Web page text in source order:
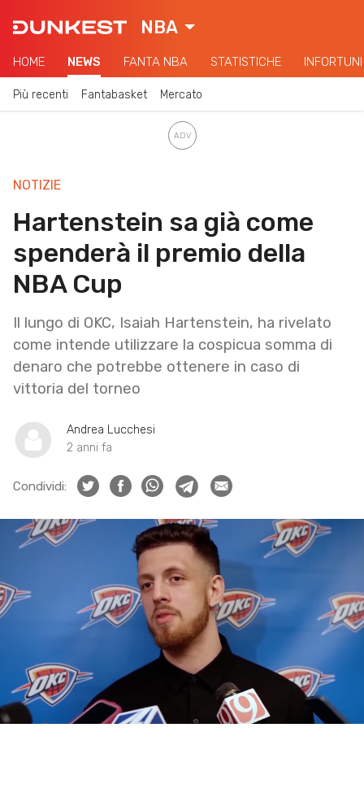
NBA
HOME NEWS FANTA NBA STATISTICHE INFORTUNI
Più recenti Fantabasket Mercato
NOTIZIE
Hartenstein sa già come
spenderà il premio della
NBA Cup
Il lungo di OKC, Isaiah Hartenstein, ha rivelato
come intende utilizzare la cospicua somma di
denaro che potrebbe ottenere in caso di
vittoria del torneo
Andrea Lucchesi
2 anni fa
Condividi: